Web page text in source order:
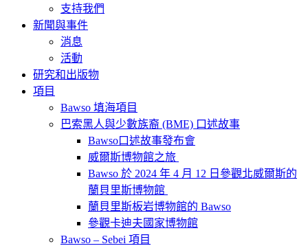
支持我們
新聞與事件
消息
活動
研究和出版物
項目
Bawso 填海項目
巴索黑人與少數族裔 (BME) 口述故事
Bawso口述故事發布會
威爾斯博物館之旅
Bawso 於 2024 年 4 月 12 日參觀北威爾斯的
蘭貝里斯博物館
蘭貝里斯板岩博物館的 Bawso
參觀卡迪夫國家博物館
Bawso – Sebei 項目